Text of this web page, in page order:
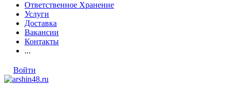
Ответственное Хранение
Услуги
Доставка
Вакансии
Контакты
...
Войти